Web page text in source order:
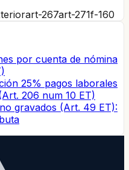
art-267art-271f-160
por cuenta de nómina
25% pagos laborales
206 num 10 ET)
gravados (Art. 49 ET):